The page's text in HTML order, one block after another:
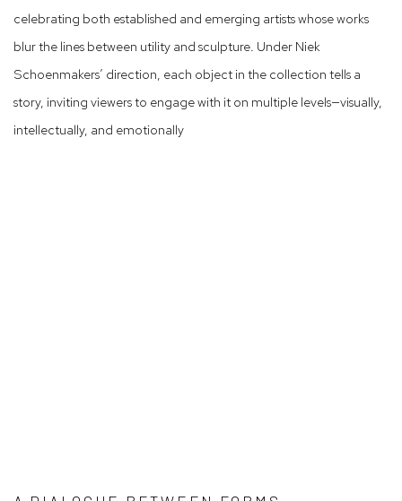
celebrating both established and emerging artists whose works
blur the lines between utility and sculpture. Under Niek
Schoenmakers’ direction, each object in the collection tells a
story, inviting viewers to engage with it on multiple levels—visually,
intellectually, and emotionally